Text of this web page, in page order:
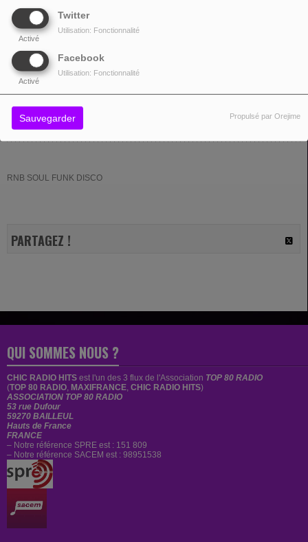
Twitter
Activé
Utilisation: Fonctionnalité
Facebook
Activé
Utilisation: Fonctionnalité
Sauvegarder Propulsé par Orejime
SEPT.
26
26 septembre 2026
24 AVRIL 2025 - 10:41 -
RNB SOUL FUNK DISCO
PARTAGEZ !
QUI SOMMES NOUS ?
CHIC RADIO HITS est l'un des 3 flux de l'Association TOP 80 RADIO
(TOP 80 RADIO, MAXIFRANCE, CHIC RADIO HITS)
ASSOCIATION TOP 80 RADIO
53 rue Dufour
59270 BAILLEUL
Hauts de France
FRANCE
– Notre référence SPRE est : 151 809
– Notre référence SACEM est : 98951538